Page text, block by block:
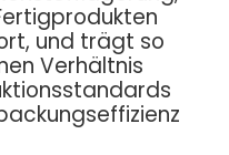
und trägt so
Verhältnis